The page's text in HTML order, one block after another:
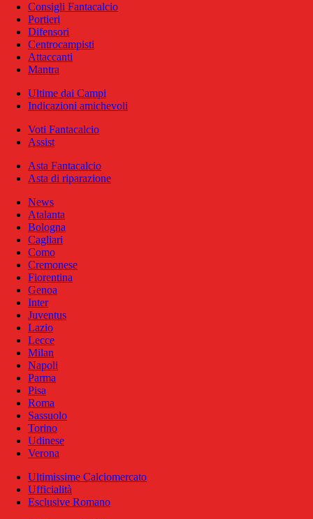
Consigli Fantacalcio
Portieri
Difensori
Centrocampisti
Attaccanti
Mantra
Ultime dai Campi
Indicazioni amichevoli
Voti Fantacalcio
Assist
Asta Fantacalcio
Asta di riparazione
News
Atalanta
Bologna
Cagliari
Como
Cremonese
Fiorentina
Genoa
Inter
Juventus
Lazio
Lecce
Milan
Napoli
Parma
Pisa
Roma
Sassuolo
Torino
Udinese
Verona
Ultimissime Calciomercato
Ufficialità
Esclusive Romano